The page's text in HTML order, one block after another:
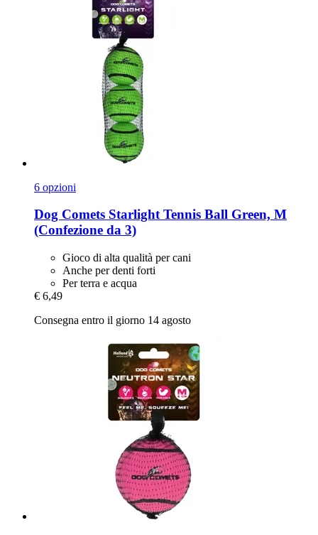
6 opzioni
Dog Comets Starlight Tennis Ball Green, M
(Confezione da 3)
Gioco di alta qualità per cani
Anche per denti forti
Per terra e acqua
€ 6,49
Consegna entro il giorno 14 agosto